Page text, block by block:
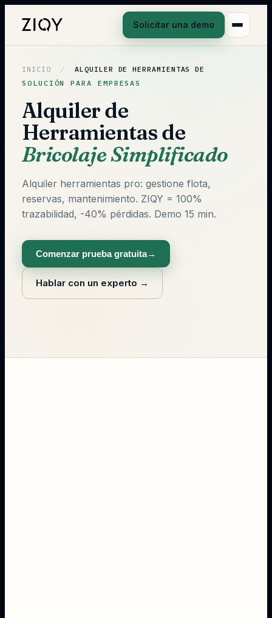
Solicitar una demo
INICIO /
ALQUILER DE HERRAMIENTAS DE
SOLUCIÓN PARA EMPRESAS
Alquiler de
Herramientas de
Bricolaje Simplificado
Alquiler herramientas pro: gestione flota,
reservas, mantenimiento. ZIQY = 100%
trazabilidad, -40% pérdidas. Demo 15 min.
Comenzar prueba gratuita→
Hablar con un experto →